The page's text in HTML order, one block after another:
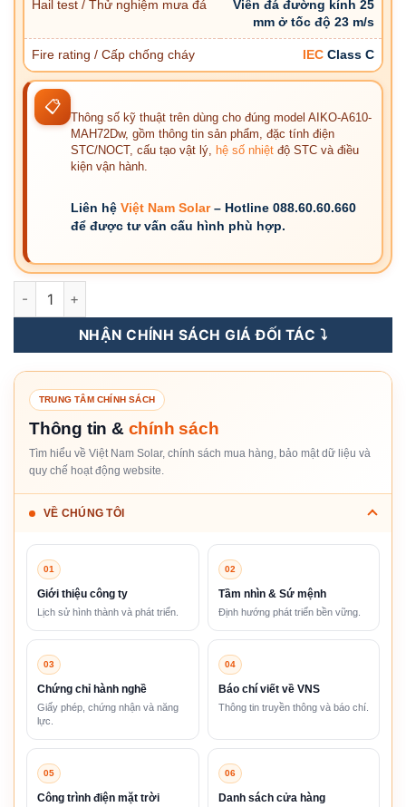
Hail test / Thử nghiệm mưa đá
Viên đá đường kính 25
mm ở tốc độ 23 m/s
Fire rating / Cấp chống cháy IEC Class C
📋
Thông số kỹ thuật trên dùng cho đúng model AIKO-A610-
MAH72Dw, gồm thông tin sản phẩm, đặc tính điện
STC/NOCT, cấu tạo vật lý,
hệ số nhiệt độ STC và điều
kiện vận hành.
Liên hệ Việt Nam Solar– Hotline 088.60.60.660
để được tư vấn cấu hình phù hợp.
AIKO-A610-MAH72Dw - Tấm Pin NLMT Aiko 610WP -
NHẬN CHÍNH SÁCH GIÁ ĐỐI TÁC ⤵️
TRUNG TÂM CHÍNH SÁCH
Thông tin & chính sách
Tìm hiểu về Việt Nam Solar, chính sách mua hàng, bảo mật dữ liệu và
quy chế hoạt động website.
VỀ CHÚNG TÔI
01
Giới thiệu công ty
Lịch sử hình thành và phát triển.
02
Tầm nhìn & Sứ mệnh
Định hướng phát triển bền vững.
03
Chứng chỉ hành nghề
Giấy phép, chứng nhận và năng
lực.
04
Báo chí viết về VNS
Thông tin truyền thông và báo chí.
05
Công trình điện mặt trời
06
Danh sách cửa hàng